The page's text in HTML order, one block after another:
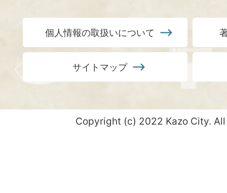
個人情報の取扱いについて
サイトマップ
Copyright (c) 2022 Kazo City.